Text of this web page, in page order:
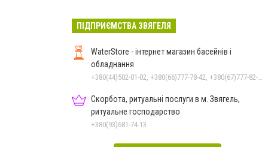
ПІДПРИЄМСТВА ЗВЯГЕЛЯ
WaterStore - інтернет магазин басейнів і
обладнання
+380(44)502-01-02, +380(66)777-78-42, +380(67)777-82-19, +380(67)890-80-80, +380(73)890-80-80, +380(44)502-01-03
Скорбота, ритуальні послуги в м. Звягель,
ритуальне господарство
+380(93)681-74-13